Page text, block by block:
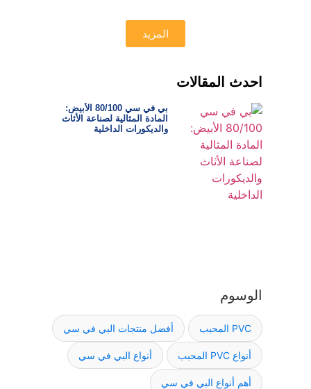
المزيد
احدث المقالات
بي في سي 80/100 الأبيض:
المادة المثالية لصناعة الأثاث
والديكورات الداخلية
الوسوم
PVC المحبب أفضل منتجات البي في سي
أنواع PVC المحبب أنواع البي في سي
أهم أنواع البي في سي